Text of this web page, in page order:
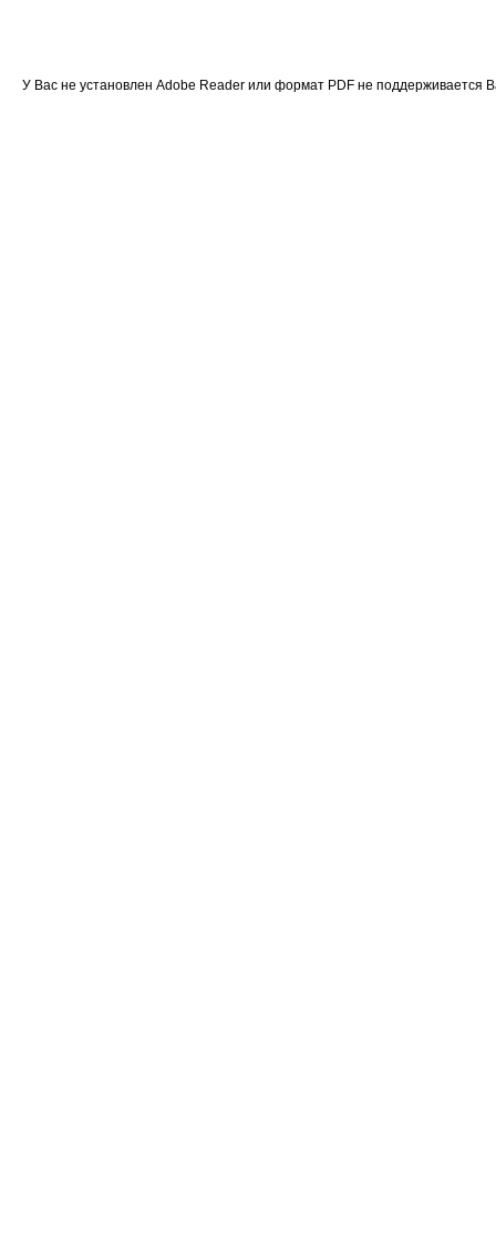
У Вас не установлен Adobe Reader или формат PDF не поддерживается